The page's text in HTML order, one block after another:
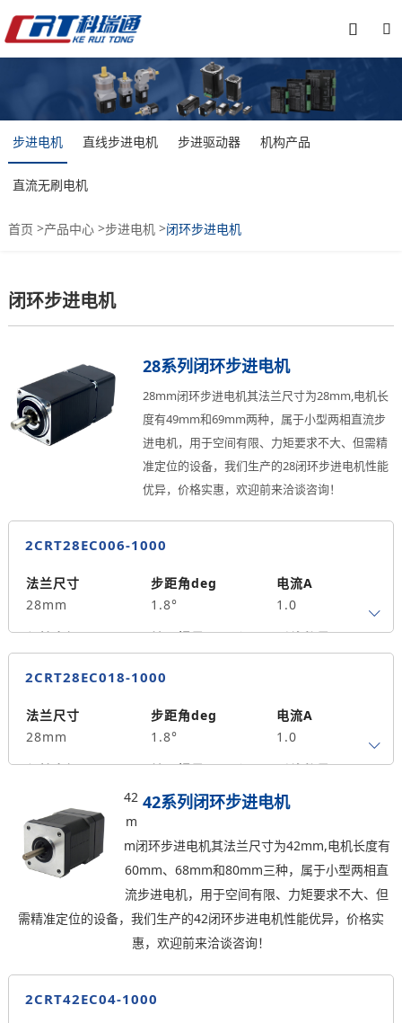


步进电机 直线步进电机 步进驱动器 机构产品
直流无刷电机
首页 >产品中心>步进电机>闭环步进电机
闭环步进电机
28系列闭环步进电机
28mm闭环步进电机其法兰尺寸为28mm,电机长
度有49mm和69mm两种，属于小型两相直流步
进电机，用于空间有限、力矩要求不大、但需精
准定位的设备，我们生产的28闭环步进电机性能
优异，价格实惠，欢迎前来洽谈咨询！
2CRT28EC006-1000
法兰尺寸
28mm
步距角deg
1.8°
电流A
1.0
保持力矩N.m
0.06
转子惯量g.cm²
9
引线数量
4
5
单出轴
49
重量kg
0.21
2CRT28EC018-1000
法兰尺寸
28mm
步距角deg
1.8°
电流A
1.0
保持力矩N.m
转子惯量g.cm²
18
引线数量
4
轴径
5
单出轴
69
重量kg
42系列闭环步进电机
42
m
m闭环步进电机其法兰尺寸为42mm,电机长度有
60mm、68mm和80mm三种，属于小型两相直
流步进电机，用于空间有限、力矩要求不大、但
需精准定位的设备，我们生产的42闭环步进电机性能优异，价格实
惠，欢迎前来洽谈咨询！
2CRT42EC04-1000